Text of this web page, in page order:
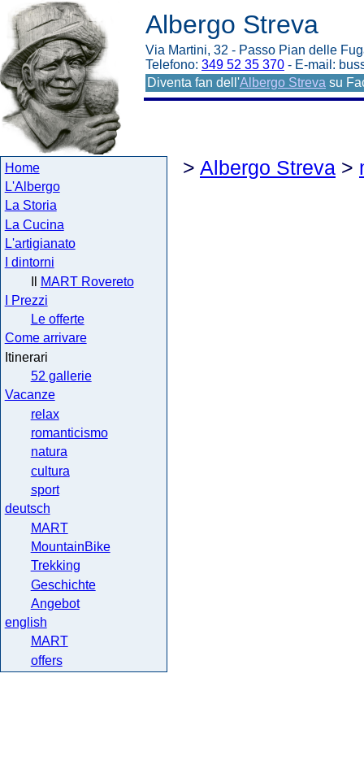
Albergo Streva
Via Martini, 32 - Passo Pian delle
Telefono: 349 52 35 370 - E-mail:
Diventa fan dell'Albergo Streva su
> Albergo Streva >
Home
L'Albergo
La Storia
La Cucina
L'artigianato
I dintorni
MART Rovereto
I Prezzi
Le offerte
Come arrivare
Itinerari
52 gallerie
Vacanze
relax
romanticismo
natura
cultura
sport
deutsch
MART
MountainBike
Trekking
Geschichte
Angebot
english
MART
offers